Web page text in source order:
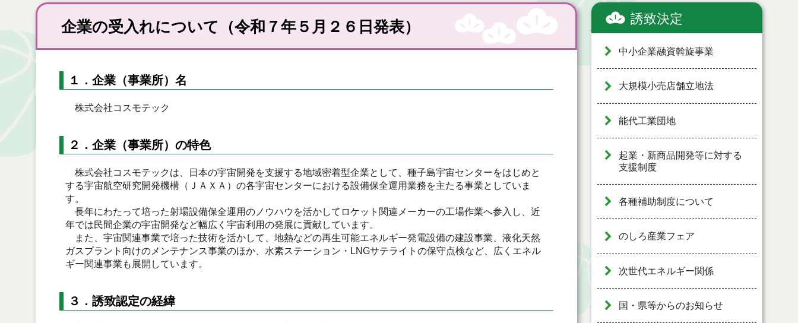
企業の受入れについて（令和７年５月２６日発表）
１．企業（事業所）名
株式会社コスモテック
２．企業（事業所）の特色
株式会社コスモテックは、日本の宇宙開発を支援する地域密着型企業として、種子島宇宙センターをはじめと
する宇宙航空研究開発機構（ＪＡＸＡ）の各宇宙センターにおける設備保全運用業務を主たる事業としていま
す。
長年にわたって培った射場設備保全運用のノウハウを活かしてロケット関連メーカーの工場作業へ参入し、近
年では民間企業の宇宙開発など幅広く宇宙利用の発展に貢献しています。
また、宇宙関連事業で培った技術を活かして、地熱などの再生可能エネルギー発電設備の建設事業、液化天然
ガスプラント向けのメンテナンス事業のほか、水素ステーション・LNGサテライトの保守点検など、広くエネル
ギー関連事業も展開しています。
３．誘致認定の経緯
誘致決定
中小企業融資斡旋事業
大規模小売店舗立地法
能代工業団地
起業・新商品開発等に対する
支援制度
各種補助制度について
のしろ産業フェア
次世代エネルギー関係
国・県等からのお知らせ